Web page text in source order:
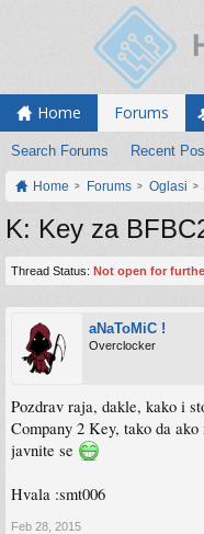
Home Forums
Search Forums Recent
Home Forums Oglasi
K: Key za
Thread Status: Not open for
aNaToMiC !
Overclocker
Pozdrav raja, dakle, kako i
Company 2 Key, tako da
javnite se
Hvala :smt006
Feb 28, 2015